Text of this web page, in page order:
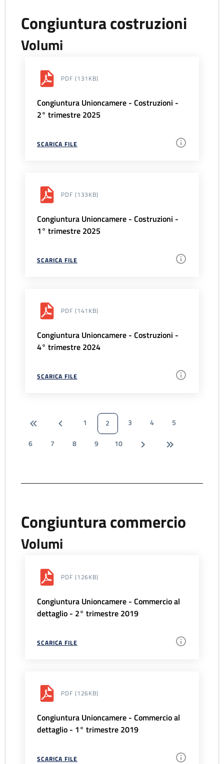
Congiuntura costruzioni
Volumi
PDF (131KB)
Congiuntura Unioncamere - Costruzioni -
2° trimestre 2025
SCARICA FILE
PDF (133KB)
Congiuntura Unioncamere - Costruzioni -
1° trimestre 2025
SCARICA FILE
PDF (141KB)
Congiuntura Unioncamere - Costruzioni -
4° trimestre 2024
SCARICA FILE
1 2 3 4
5
6
7 8 9 10
Congiuntura commercio
Volumi
PDF (126KB)
Congiuntura Unioncamere - Commercio al
dettaglio - 2° trimestre 2019
SCARICA FILE
PDF (126KB)
Congiuntura Unioncamere - Commercio al
dettaglio - 1° trimestre 2019
SCARICA FILE